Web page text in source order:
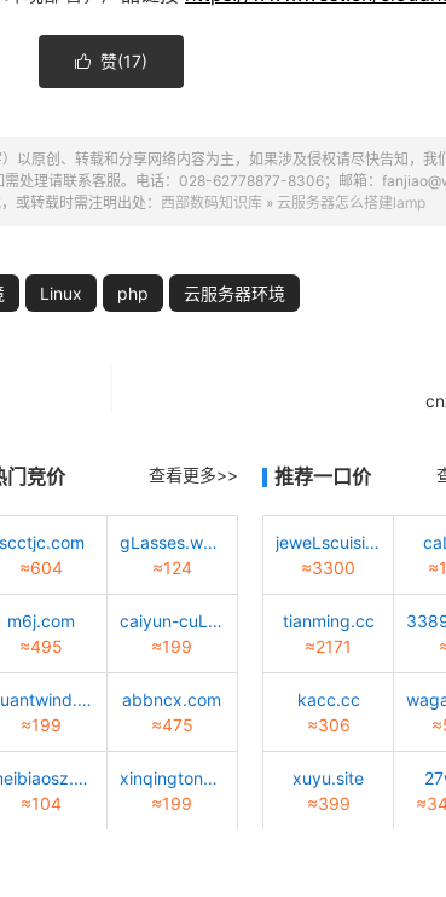
 赞(17)
以原创、转载和分享网络内容为主，如果涉及侵权请尽快告知，我
处理请联系客服。电话：028-62778877-8306；邮箱：
或转载时需注明出处： 西部数码知识库» 云服务器怎么搭建lamp
Linux php 云服务器环境
门竞价 查看更多>>
scctjc.com
≈604
gLasses.worLd
≈124
m6j.com
≈495
caiyun-cuLture.com
≈199
quantwind.com
≈199
abbncx.com
≈475
meibiaosz.com
≈104
xinqingtongan.com
≈199
推荐一口价
jeweLscuisine.com
≈3300
tianming.cc
≈2171
kacc.cc
≈306
xuyu.site
≈399